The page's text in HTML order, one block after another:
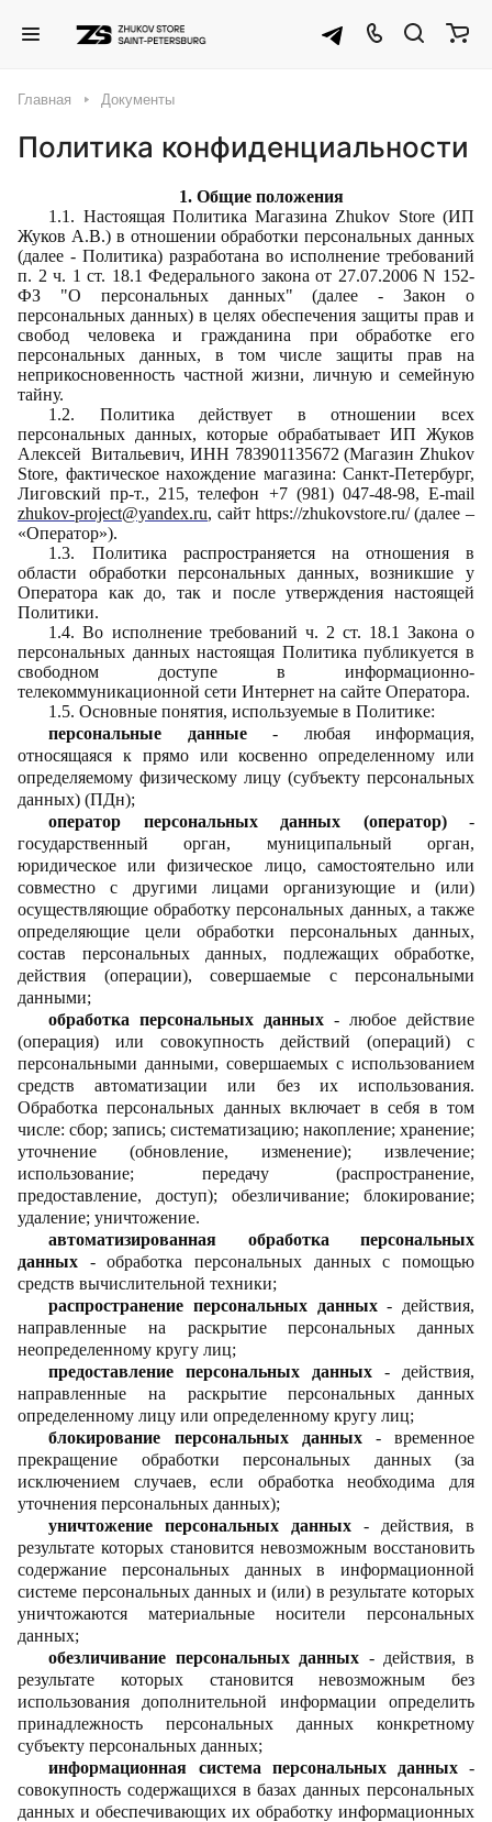
Главная Документы
Политика конфиденциальности
1. Общие положения
1.1. Настоящая Политика Магазина Zhukov Store (ИП
Жуков А.В.) в отношении обработки персональных данных
(далее - Политика) разработана во исполнение требований
п. 2 ч. 1 ст. 18.1 Федерального закона от 27.07.2006 N 152-
ФЗ "О персональных данных" (далее - Закон о
персональных данных) в целях обеспечения защиты прав и
свобод человека и гражданина при обработке его
персональных данных, в том числе защиты прав на
неприкосновенность частной жизни, личную и семейную
тайну.
1.2. Политика действует в отношении всех
персональных данных, которые обрабатывает ИП Жуков
Алексей Витальевич, ИНН 783901135672 (Магазин Zhukov
Store, фактическое нахождение магазина: Санкт-Петербург,
Лиговский пр-т., 215, телефон +7 (981) 047-48-98, E-mail
zhukov-project@yandex.ru, сайт https://zhukovstore.ru/(далее –
«Оператор»).
1.3. Политика распространяется на отношения в
области обработки персональных данных, возникшие у
Оператора как до, так и после утверждения настоящей
Политики.
1.4. Во исполнение требований ч. 2 ст. 18.1 Закона о
персональных данных настоящая Политика публикуется в
свободном доступе в информационно-
телекоммуникационной сети Интернет на сайте Оператора.
1.5. Основные понятия, используемые в Политике:
персональные данные- любая информация,
относящаяся к прямо или косвенно определенному или
определяемому физическому лицу (субъекту персональных
данных) (ПДн);
оператор персональных данных (оператор)-
государственный орган, муниципальный орган,
юридическое или физическое лицо, самостоятельно или
совместно с другими лицами организующие и (или)
осуществляющие обработку персональных данных, а также
определяющие цели обработки персональных данных,
состав персональных данных, подлежащих обработке,
действия (операции), совершаемые с персональными
данными;
обработка персональных данных - любое действие
(операция) или совокупность действий (операций) с
персональными данными, совершаемых с использованием
средств автоматизации или без их использования.
Обработка персональных данных включает в себя в том
числе: сбор; запись; систематизацию; накопление; хранение;
уточнение (обновление, изменение); извлечение;
использование; передачу (распространение,
предоставление, доступ); обезличивание; блокирование;
удаление; уничтожение.
автоматизированная обработка персональных
данных - обработка персональных данных с помощью
средств вычислительной техники;
распространение персональных данных- действия,
направленные на раскрытие персональных данных
неопределенному кругу лиц;
предоставление персональных данных - действия,
направленные на раскрытие персональных данных
определенному лицу или определенному кругу лиц;
блокирование персональных данных- временное
прекращение обработки персональных данных (за
исключением случаев, если обработка необходима для
уточнения персональных данных);
уничтожение персональных данных - действия, в
результате которых становится невозможным восстановить
содержание персональных данных в информационной
системе персональных данных и (или) в результате которых
уничтожаются материальные носители персональных
данных;
обезличивание персональных данных - действия, в
результате которых становится невозможным без
использования дополнительной информации определить
принадлежность персональных данных конкретному
субъекту персональных данных;
информационная система персональных данных-
совокупность содержащихся в базах данных персональных
данных и обеспечивающих их обработку информационных